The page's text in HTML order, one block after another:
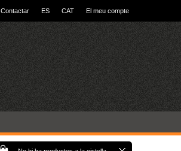
Contactar ES CAT El meu compte